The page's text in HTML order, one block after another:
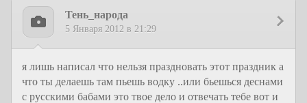
Тень_народа
5 Января 2012 в 21:29
я лишь написал что нельзя праздновать этот праздник а
что ты делаешь там пьешь водку ..или бьешься деснами
с русскими бабами это твое дело и отвечать тебе вот и